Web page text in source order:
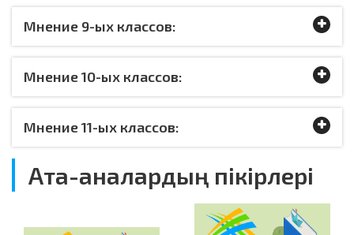
Мнение 9-ых классов:
Мнение 10-ых классов:
Мнение 11-ых классов:
Ата-аналардың пікірлері